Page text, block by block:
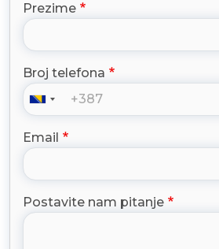
Prezime
Broj telefona
Email
Postavite nam pitanje